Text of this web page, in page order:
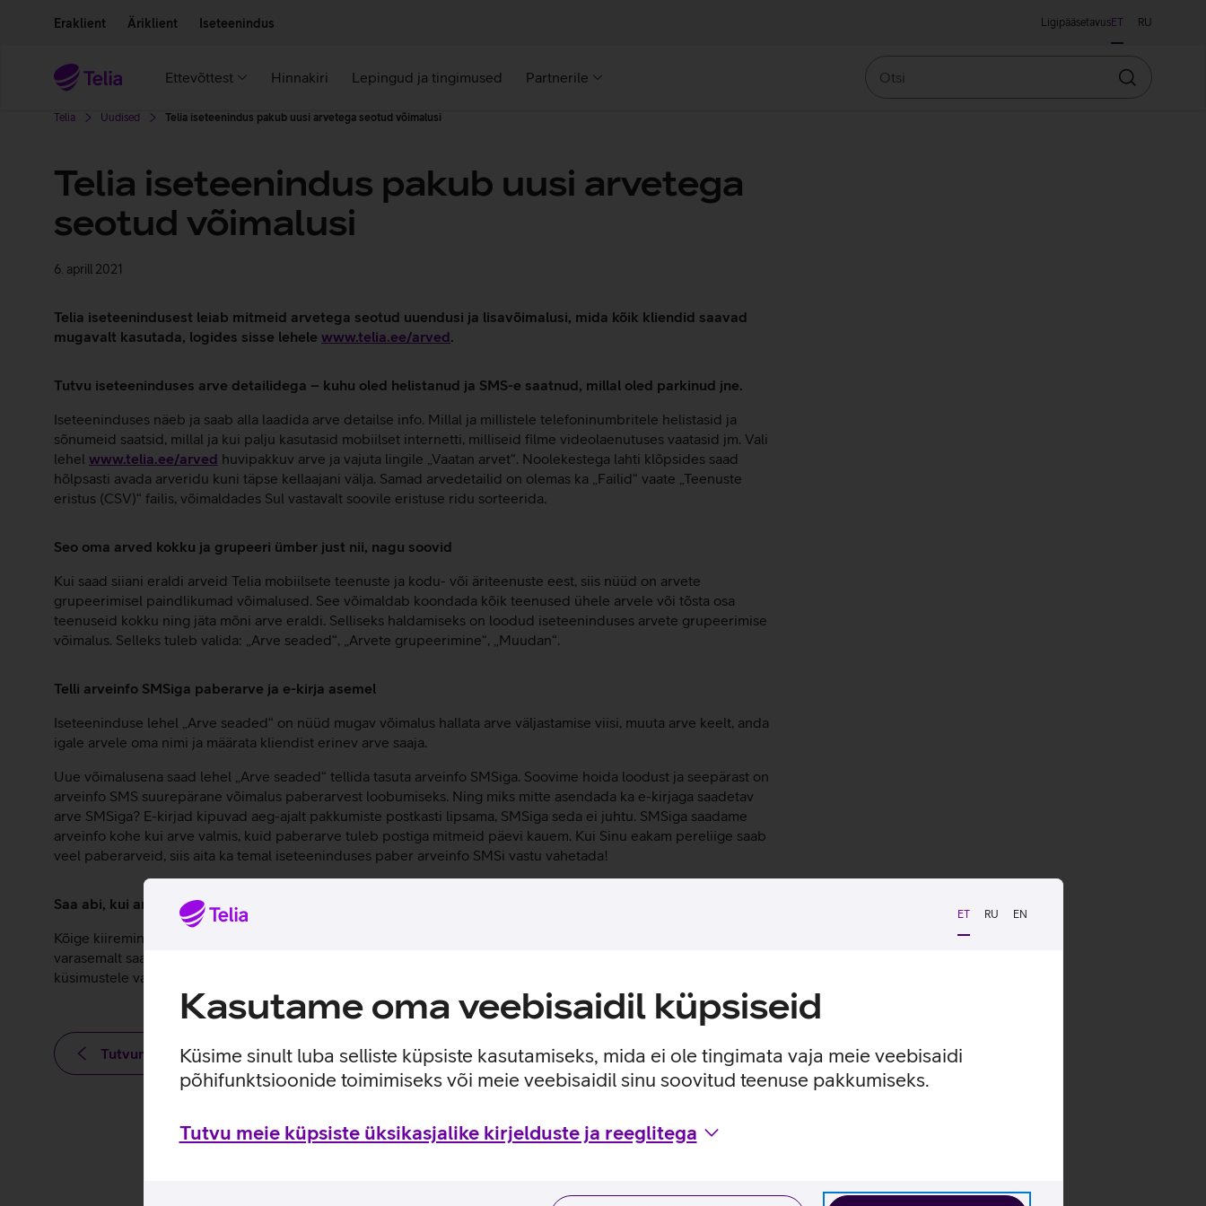
ET RU EN
Kasutame oma veebisaidil küpsiseid
Küsime sinult luba selliste küpsiste kasutamiseks, mida ei ole tingimata vaja meie veebisaidi
põhifunktsioonide toimimiseks või meie veebisaidil sinu soovitud teenuse pakkumiseks.
Tutvu meie küpsiste üksikasjalike kirjelduste ja reeglitega
Eraklient Äriklient Iseteenindus LigipääsetavusET RU
Ettevõttest Hinnakiri Lepingud ja tingimused Partnerile
Otsin
Telia Uudised Telia iseteenindus pakub uusi arvetega seotud võimalusi
Telia iseteenindus pakub uusi arvetega
seotud võimalusi
6. aprill 2021
Telia iseteenindusest leiab mitmeid arvetega seotud uuendusi ja lisavõimalusi, mida kõik kliendid saavad
mugavalt kasutada, logides sisse lehele www.telia.ee/arved.
Tutvu iseteeninduses arve detailidega – kuhu oled helistanud ja SMS-e saatnud, millal oled parkinud jne.
Iseteeninduses näeb ja saab alla laadida arve detailse info. Millal ja millistele telefoninumbritele helistasid ja
sõnumeid saatsid, millal ja kui palju kasutasid mobiilset internetti, milliseid filme videolaenutuses vaatasid jm. Vali
lehel www.telia.ee/arved huvipakkuv arve ja vajuta lingile „Vaatan arvet“. Noolekestega lahti klõpsides saad
hõlpsasti avada arveridu kuni täpse kellaajani välja. Samad arvedetailid on olemas ka „Failid“ vaate „Teenuste
eristus (CSV)“ failis, võimaldades Sul vastavalt soovile eristuse ridu sorteerida.
Seo oma arved kokku ja grupeeri ümber just nii, nagu soovid
Kui saad siiani eraldi arveid Telia mobiilsete teenuste ja kodu- või äriteenuste eest, siis nüüd on arvete
grupeerimisel paindlikumad võimalused. See võimaldab koondada kõik teenused ühele arvele või tõsta osa
teenuseid kokku ning jäta mõni arve eraldi. Selliseks haldamiseks on loodud iseteeninduses arvete grupeerimise
võimalus. Selleks tuleb valida: „Arve seaded“, „Arvete grupeerimine“, „Muudan“.
Telli arveinfo SMSiga paberarve ja e-kirja asemel
Iseteeninduse lehel „Arve seaded“ on nüüd mugav võimalus hallata arve väljastamise viisi, muuta arve keelt, anda
igale arvele oma nimi ja määrata kliendist erinev arve saaja.
Uue võimalusena saad lehel „Arve seaded“ tellida tasuta arveinfo SMSiga. Soovime hoida loodust ja seepärast on
arveinfo SMS suurepärane võimalus paberarvest loobumiseks. Ning miks mitte asendada ka e-kirjaga saadetav
arve SMSiga? E-kirjad kipuvad aeg-ajalt pakkumiste postkasti lipsama, SMSiga seda ei juhtu. SMSiga saadame
arveinfo kohe kui arve valmis, kuid paberarve tuleb postiga mitmeid päevi kauem. Kui Sinu eakam pereliige saab
veel paberarveid, siis aita ka temal iseteeninduses paber arveinfo SMSi vastu vahetada!
Saa abi, kui arve osas tekib küsimusi
Kõige kiiremini leiad oma viimase ja ka varasemate arvete detailid ning summad iseteenindusest. Samuti saad
varasemalt saadetud arveid alla laadida, näha makseid ja mugavalt arveid tasuda. Oleme loonud ka abimaterjale
küsimustele vastuste leidmiseks, kui jääd hätta. Leiad need
Tutvun teiste uudistega